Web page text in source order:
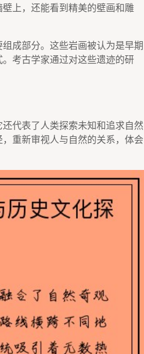
上，还能看到精美的壁画和雕
成部分。这些岩画被认为是早期
考古学家通过对这些遗迹的研
代表了人类探索未知和追求自然
重新审视人与自然的关系，体会